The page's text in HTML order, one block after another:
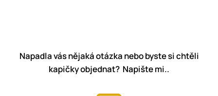
Napadla vás nějaká otázka nebo byste si chtěli
kapičky objednat? Napište mi..